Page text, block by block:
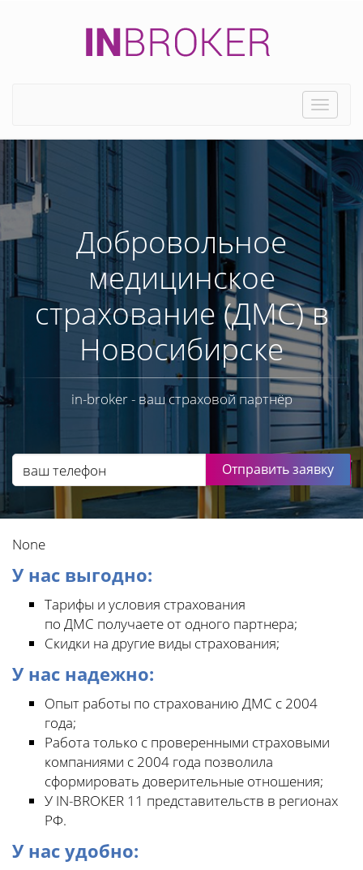
Toggle
Добровольное
медицинское
страхование (ДМС) в
Новосибирске
in-broker - ваш страховой партнёр
Отправить заявку
None
У нас выгодно:
Тарифы и условия страхования
по ДМС получаете от одного партнера;
Скидки на другие виды страхования;
У нас надежно:
Опыт работы по страхованию ДМС с 2004
года;
Работа только с проверенными страховыми
компаниями с 2004 года позволила
сформировать доверительные отношения;
У IN-BROKER 11 представительств в регионах
РФ.
У нас удобно: